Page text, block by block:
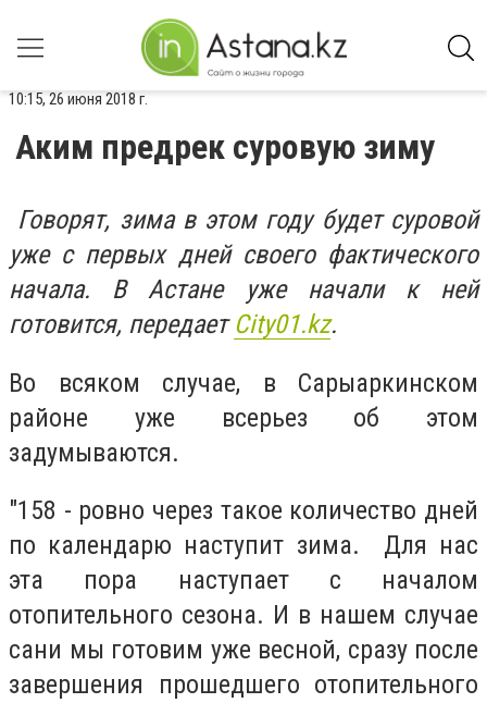
10:15, 26 июня 2018 г.
Аким предрек суровую зиму
Говорят, зима в этом году будет суровой
уже с первых дней своего фактического
начала. В Астане уже начали к ней
готовится, передаетСity01.kz.
Во всяком случае, в Сарыаркинском
районе уже всерьез об этом
задумываются.
"158 - ровно через такое количество дней
по календарю наступит зима. Для нас
эта пора наступает с началом
отопительного сезона. И в нашем случае
сани мы готовим уже весной, сразу после
завершения прошедшего отопительного